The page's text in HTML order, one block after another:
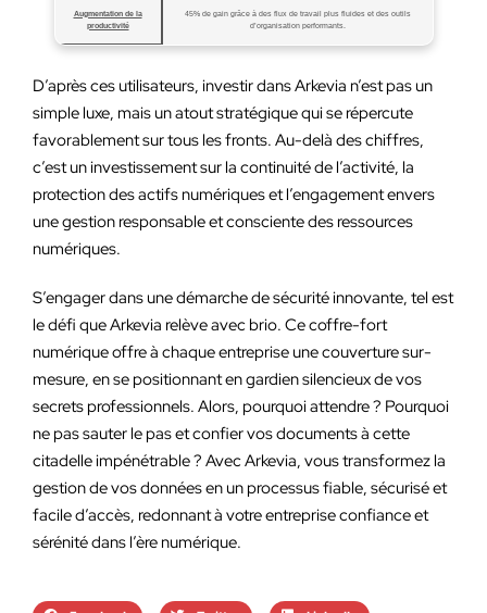
Augmentation de la
productivité
45% de gain grâce à des flux de travail plus fluides et des outils
d’organisation performants.
D’après ces utilisateurs, investir dans Arkevia n’est pas un
simple luxe, mais un atout stratégique qui se répercute
favorablement sur tous les fronts. Au-delà des chiffres,
c’est un investissement sur la continuité de l’activité, la
protection des actifs numériques et l’engagement envers
une gestion responsable et consciente des ressources
numériques.
S’engager dans une démarche de sécurité innovante, tel est
le défi que Arkevia relève avec brio. Ce coffre-fort
numérique offre à chaque entreprise une couverture sur-
mesure, en se positionnant en gardien silencieux de vos
secrets professionnels. Alors, pourquoi attendre ? Pourquoi
ne pas sauter le pas et confier vos documents à cette
citadelle impénétrable ? Avec Arkevia, vous transformez la
gestion de vos données en un processus fiable, sécurisé et
facile d’accès, redonnant à votre entreprise confiance et
sérénité dans l’ère numérique.